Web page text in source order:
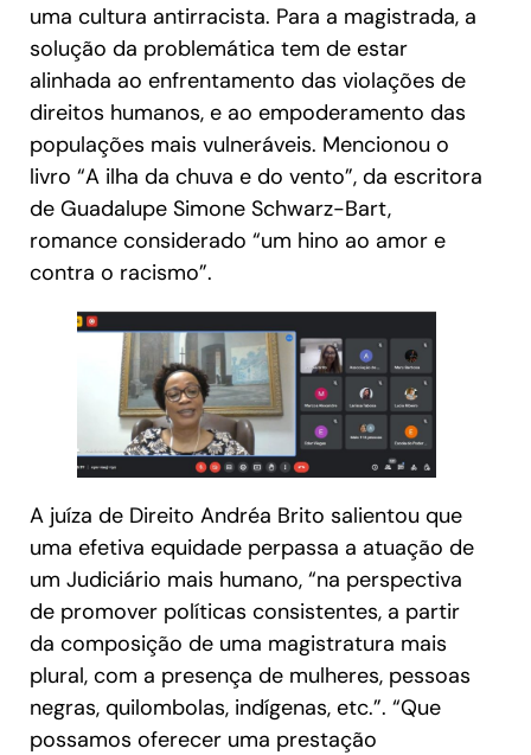
uma cultura antirracista. Para a magistrada, a
solução da problemática tem de estar
alinhada ao enfrentamento das violações de
direitos humanos, e ao empoderamento das
populações mais vulneráveis. Mencionou o
livro “A ilha da chuva e do vento”, da escritora
de Guadalupe Simone Schwarz-Bart,
romance considerado “um hino ao amor e
contra o racismo”.
A juíza de Direito Andréa Brito salientou que
uma efetiva equidade perpassa a atuação de
um Judiciário mais humano, “na perspectiva
de promover políticas consistentes, a partir
da composição de uma magistratura mais
plural, com a presença de mulheres, pessoas
negras, quilombolas, indígenas, etc.”. “Que
possamos oferecer uma prestação